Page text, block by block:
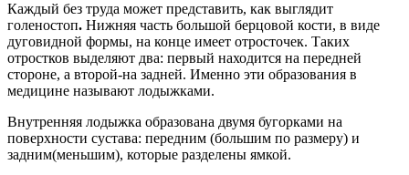
Каждый без труда может представить, как выглядит
голеностоп. Нижняя часть большой берцовой кости, в виде
дуговидной формы, на конце имеет отросточек. Таких
отростков выделяют два: первый находится на передней
стороне, а второй-на задней. Именно эти образования в
медицине называют лодыжками.
Внутренняя лодыжка образована двумя бугорками на
поверхности сустава: передним (большим по размеру) и
задним(меньшим), которые разделены ямкой.